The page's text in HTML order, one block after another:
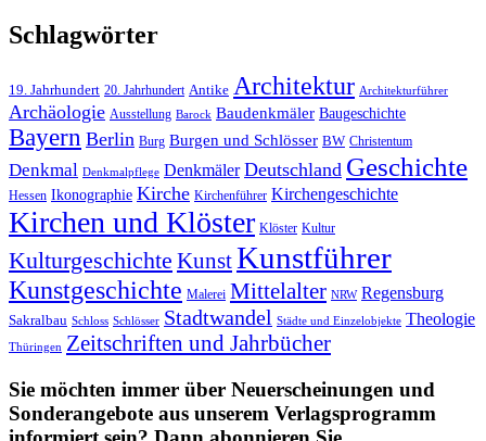
Schlagwörter
19. Jahrhundert 20. Jahrhundert Antike Architektur Architekturführer
Archäologie Ausstellung Barock Baudenkmäler Baugeschichte
Bayern Berlin Burg Burgen und Schlösser BW Christentum
Denkmal Denkmalpflege Denkmäler Deutschland Geschichte
Hessen Ikonographie Kirche Kirchenführer Kirchengeschichte
Kirchen und Klöster Klöster Kultur
Kulturgeschichte KunstKunstführer
Kunstgeschichte Malerei Mittelalter NRW Regensburg
Sakralbau Schloss Schlösser Stadtwandel Städte und Einzelobjekte Theologie
Thüringen Zeitschriften und Jahrbücher
Sie möchten immer über Neuerscheinungen und
Sonderangebote aus unserem Verlagsprogramm